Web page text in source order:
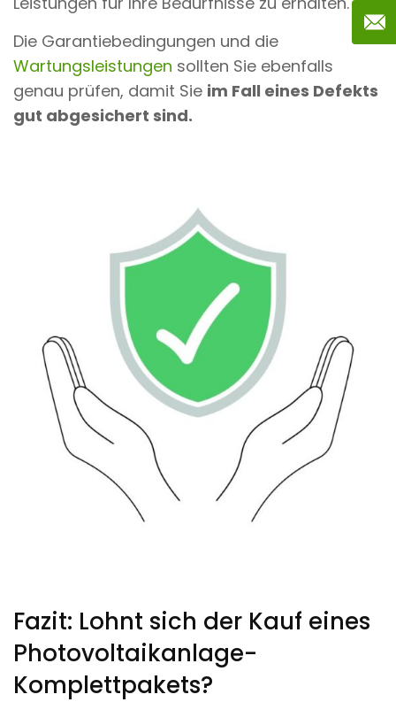
Die Garantiebedingungen und die
Wartungsleistungen sollten Sie ebenfalls
genau prüfen, damit Sie im Fall eines Defekts
gut abgesichert sind.
Fazit: Lohnt sich der Kauf eines
Photovoltaikanlage-
Komplettpakets?